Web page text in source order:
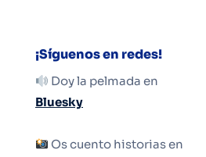
¡Síguenos en redes!
Doy la pelmada en
Bluesky
Os cuento historias en